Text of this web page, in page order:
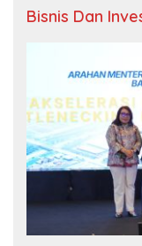
Bisnis Dan